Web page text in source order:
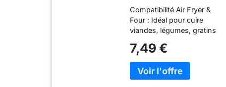
ultra Résistant,
20x17 cm, 1L,
Cuisson Homogène,
Compatible Air
Fryer, Micro-ondes,
Congélateur et
Lave-Vaisselle
Compatibilité Air Fryer &
Four : Idéal pour cuire
viandes, légumes, gratins
dans votre Air Fryer ou au
four Verre Borosilicate
Ultra-Résistant : Supporte
-40°C à 350°C et choc
7,49 €